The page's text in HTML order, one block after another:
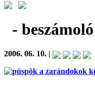
- beszámoló
2006. 06. 10. |